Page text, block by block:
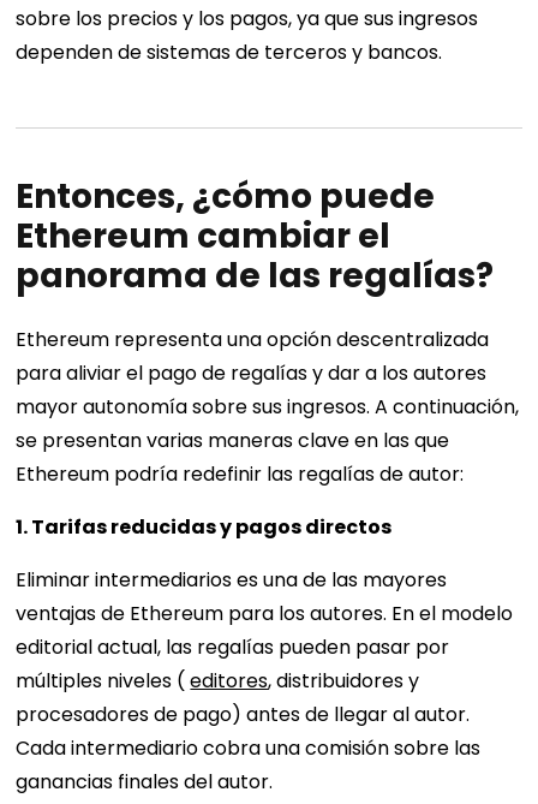
sobre los precios y los pagos, ya que sus ingresos
dependen de sistemas de terceros y bancos.
Entonces, ¿cómo puede
Ethereum cambiar el
panorama de las regalías?
Ethereum representa una opción descentralizada
para aliviar el pago de regalías y dar a los autores
mayor autonomía sobre sus ingresos. A continuación,
se presentan varias maneras clave en las que
Ethereum podría redefinir las regalías de autor:
1. Tarifas reducidas y pagos directos
Eliminar intermediarios es una de las mayores
ventajas de Ethereum para los autores. En el modelo
editorial actual, las regalías pueden pasar por
múltiples niveles (editores, distribuidores y
procesadores de pago) antes de llegar al autor.
Cada intermediario cobra una comisión sobre las
ganancias finales del autor.